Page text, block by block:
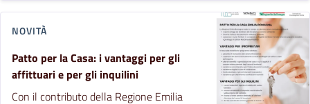
NOVITÀ
Patto per la Casa: i vantaggi per gli
affittuari e per gli inquilini
Con il contributo della Regione Emilia